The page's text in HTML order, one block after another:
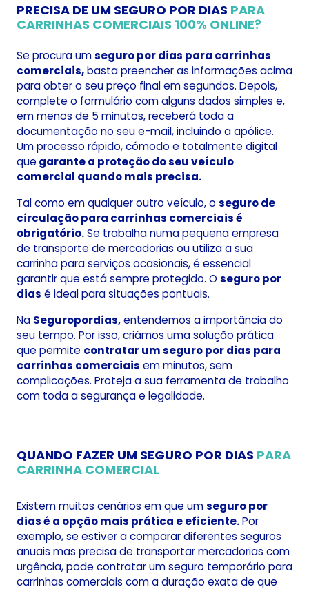
PRECISA DE UM SEGURO POR DIAS PARA
CARRINHAS COMERCIAIS 100% ONLINE?
Se procura umseguro por dias para carrinhas
comerciais,basta preencher as informações acima
para obter o seu preço final em segundos. Depois,
complete o formulário com alguns dados simples e,
em menos de 5 minutos, receberá toda a
documentação no seu e-mail, incluindo a apólice.
Um processo rápido, cómodo e totalmente digital
que garante a proteção do seu veículo
comercial quando mais precisa.
Tal como em qualquer outro veículo, o seguro de
circulação para carrinhas comerciais é
obrigatório.Se trabalha numa pequena empresa
de transporte de mercadorias ou utiliza a sua
carrinha para serviços ocasionais, é essencial
garantir que está sempre protegido. O seguro por
dias é ideal para situações pontuais.
Na Seguropordias,entendemos a importância do
seu tempo. Por isso, criámos uma solução prática
que permite contratar um seguro por dias para
carrinhas comerciais em minutos, sem
complicações. Proteja a sua ferramenta de trabalho
com toda a segurança e legalidade.
QUANDO FAZER UM SEGURO POR DIAS PARA
CARRINHA COMERCIAL
Existem muitos cenários em que umseguro por
dias é a opção mais prática e eficiente.Por
exemplo, se estiver a comparar diferentes seguros
anuais mas precisa de transportar mercadorias com
urgência, pode contratar um seguro temporário para
carrinhas comerciais com a duração exata de que